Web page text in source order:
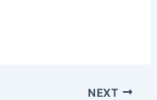
NEXT